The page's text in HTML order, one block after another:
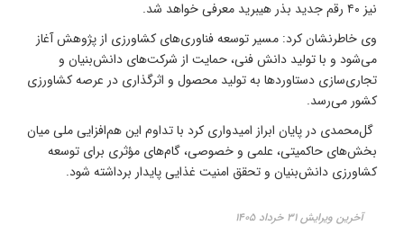
نیز ۴۰ رقم جدید بذر هیبرید معرفی خواهد شد.
وی خاطرنشان کرد: مسیر توسعه فناوری‌های کشاورزی از پژوهش آغاز
می‌شود و با تولید دانش فنی، حمایت از شرکت‌های دانش‌بنیان و
تجاری‌سازی دستاوردها به تولید محصول و اثرگذاری در عرصه کشاورزی
کشور می‌رسد.
گل‌محمدی در پایان ابراز امیدواری کرد با تداوم این هم‌افزایی ملی میان
بخش‌های حاکمیتی، علمی و خصوصی، گام‌های مؤثری برای توسعه
کشاورزی دانش‌بنیان و تحقق امنیت غذایی پایدار برداشته شود.
آخرین ویرایش ۳۱ خرداد ۱۴۰۵